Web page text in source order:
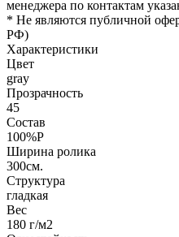
менеджера по контактам
* Не являются публичной
РФ)
Характеристики
Цвет
gray
Прозрачность
45
Состав
100%P
Ширина ролика
300см.
Структура
гладкая
Вес
180 г/м2